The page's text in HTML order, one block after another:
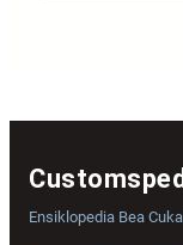
Ensiklopedia Bea